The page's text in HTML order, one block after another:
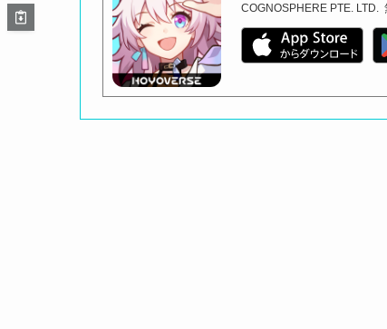
COGNOSPHERE PTE. LTD.